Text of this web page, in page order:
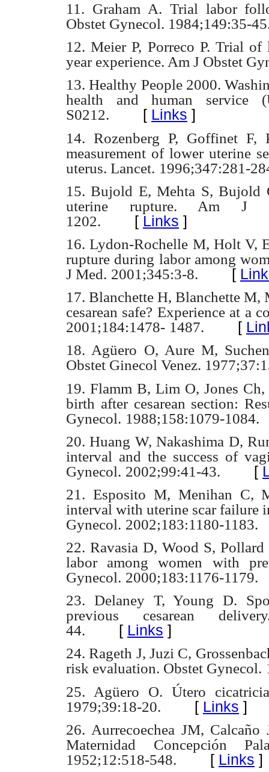
11. Graham A. Trial labor
Obstet Gynecol. 1984;149:35-
12. Meier P, Porreco P. Trial
year experience. Am J Obstet
13. Healthy People 2000.
health and human service
S0212. [ Links ]
14. Rozenberg P, Goffinet
measurement of lower uterine
uterus. Lancet. 1996;347:281-
15. Bujold E, Mehta S, Bujold
uterine rupture. Am J
1202. [ Links ]
16. Lydon-Rochelle M, Holt V,
rupture during labor among
J Med. 2001;345:3-8. [
17. Blanchette H, Blanchette M,
cesarean safe? Experience at a
2001;184:1478- 1487. [
18. Agüero O, Aure M,
Obstet Ginecol Venez.
19. Flamm B, Lim O, Jones
birth after cesarean section:
Gynecol. 1988;158:1079-1084.
20. Huang W, Nakashima D,
interval and the success of
Gynecol. 2002;99:41-43. [
21. Esposito M, Menihan C,
interval with uterine scar failure
Gynecol. 2002;183:1180-1183.
22. Ravasia D, Wood S,
labor among women with
Gynecol. 2000;183:1176-1179.
23. Delaney T, Young D.
previous cesarean
44. [ Links ]
24. Rageth J, Juzi C,
risk evaluation. Obstet Gynecol.
25. Agüero O. Útero
1979;39:18-20. [ Links ]
26. Aurrecoechea JM,
Maternidad Concepción
1952;12:518-548. [ Links ]